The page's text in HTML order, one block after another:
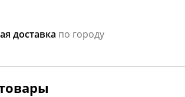
доставка по городу